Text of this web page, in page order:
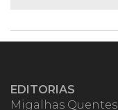
EDITORIAS
Migalhas Quentes